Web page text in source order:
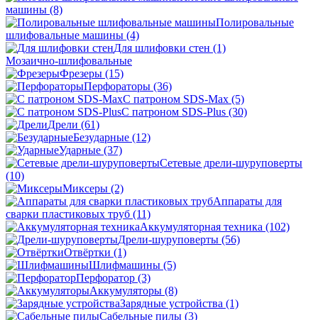
машины (8)
Полировальные
шлифовальные машины (4)
Для шлифовки стен (1)
Мозаично-шлифовальные
Фрезеры (15)
Перфораторы (36)
С патроном SDS-Max (5)
С патроном SDS-Plus (30)
Дрели (61)
Безударные (12)
Ударные (37)
Сетевые дрели-шуруповерты
(10)
Миксеры (2)
Аппараты для
сварки пластиковых труб (11)
Аккумуляторная техника (102)
Дрели-шуруповерты (56)
Отвёртки (1)
Шлифмашины (5)
Перфоратор (3)
Аккумуляторы (8)
Зарядные устройства (1)
Сабельные пилы (3)